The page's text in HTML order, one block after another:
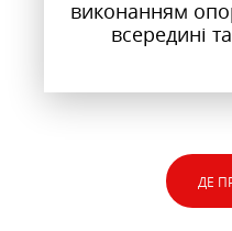
виконанням
всередині
ДЕ